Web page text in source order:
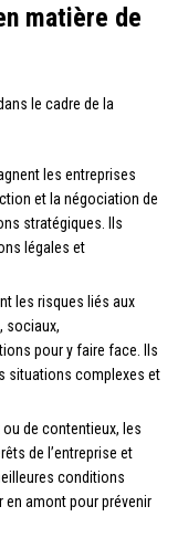
matière de
le cadre de la
les entreprises
et la négociation de
stratégiques. Ils
légales et
les risques liés aux
sociaux,
pour y faire face. Ils
situations complexes et
de contentieux, les
de l’entreprise et
conditions
en amont pour prévenir